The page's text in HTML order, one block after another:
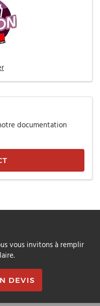
documentation
vous invitons à remplir
DEVIS